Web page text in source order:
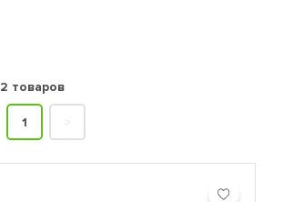
2 товаров
1